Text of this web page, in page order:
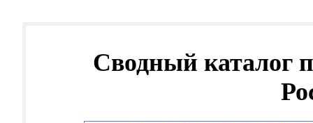
Сводный каталог